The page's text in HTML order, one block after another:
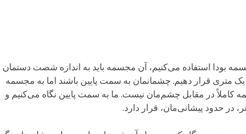
بودا استفاده می‌کنیم، آن مجسمه باید به اندازه شصت دستمان
یک متری قرار دهیم. چشمانمان به سمت پایین باشند اما به مجسمه
کاملاً در مقابل چشم‌مان نیست. ما به سمت پایین نگاه می‌کنیم و
در حدود پیشانی‌مان، قرار دارد.